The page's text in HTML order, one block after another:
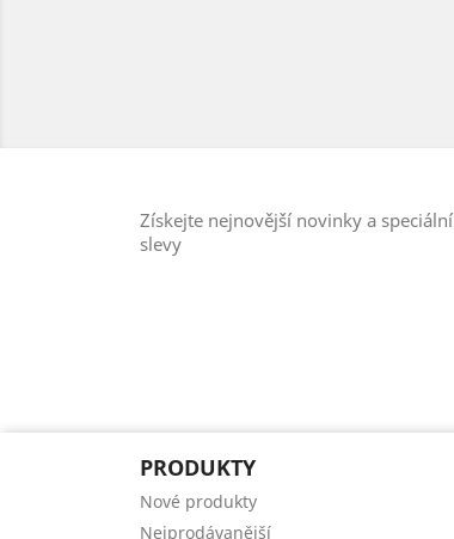
Získejte nejnovější novinky a speciální
slevy
PRODUKTY
Nové produkty
Nejprodávanější